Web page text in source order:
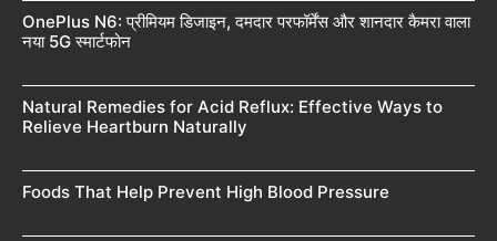
OnePlus N6: प्रीमियम डिजाइन, दमदार परफॉर्मेंस और शानदार कैमरा वाला
नया 5G स्मार्टफोन
Natural Remedies for Acid Reflux: Effective Ways to
Relieve Heartburn Naturally
Foods That Help Prevent High Blood Pressure